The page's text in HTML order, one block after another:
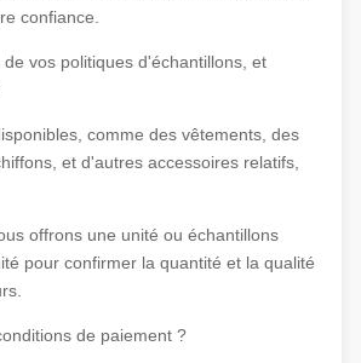
confiance.
vos politiques d'échantillons, et
comme des vêtements, des
et d'autres accessoires relatifs,
offrons une unité ou échantillons
pour confirmer la quantité et la qualité
de paiement ?